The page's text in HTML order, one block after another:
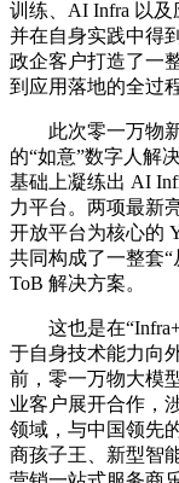
训练、AI Infra 以及
并在自身实践中得
政企客户打造了一
到应用落地的全过程
此次零一万物新
的“如意”数字人解
基础上凝练出 AI
力平台。两项最新
开放平台为核心的
共同构成了一整套
ToB 解决方案。
这也是在“Infra+
于自身技术能力向
前，零一万物大模
业客户展开合作，
领域，与中国领先
商孩子王、新型智